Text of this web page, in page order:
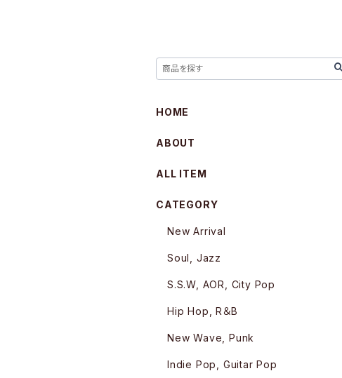
HOME
ABOUT
ALL ITEM
CATEGORY
New Arrival
Soul, Jazz
S.S.W, AOR, City Pop
Hip Hop, R＆B
New Wave, Punk
Indie Pop, Guitar Pop